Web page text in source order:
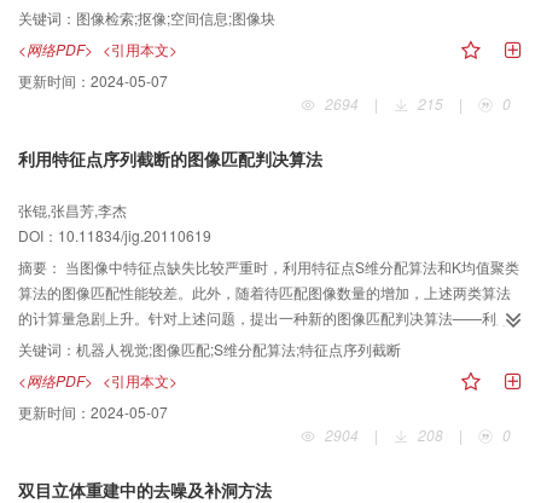
再将所有块间距离加权累加作为图像间距离。新方法的有效性在牛津大学花卉
图像集上得到验证，实验结果也表明，相对于传统的计算对应位置的图像块间
距离的方法，新方法的检索准确度有明显的优势。
关键词： 图像检索;抠像;空间信息;图像块
<网络PDF> <引用本文>
更新时间： 2024-05-07
2694
| 215 | 0
利用特征点序列截断的图像匹配判决算法
张锟,张昌芳,李杰
DOI：10.11834/jig.20110619
摘要： 当图像中特征点缺失比较严重时，利用特征点S维分配算法和K均值聚类
算法的图像匹配性能较差。此外，随着待匹配图像数量的增加，上述两类算法
的计算量急剧上升。针对上述问题，提出一种新的图像匹配判决算法——利用
特征点序列截断的匹配判决。该算法利用了匹配特征点之间的匹配度量大于非
匹配特征点之间的匹配度量，以及同一匹配簇中来源于同一图像的特征点不超
过一个的先验知识，一方面对特征点缺失具有较强的鲁棒性，另一方面克服了
上述两类算法中的组合爆炸问题。仿真实验证实了所提算法的有效性。
关键词： 机器人视觉;图像匹配;S维分配算法;特征点序列截断
<网络PDF> <引用本文>
更新时间： 2024-05-07
2904
| 208 | 0
双目立体重建中的去噪及补洞方法